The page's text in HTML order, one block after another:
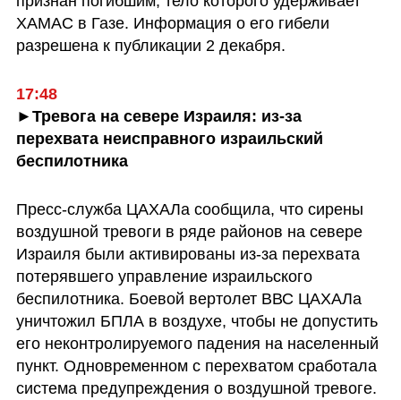
ХАМАС в Газе. Информация о его гибели
разрешена к публикации 2 декабря.
17:48
►Тревога на севере Израиля: из-за
перехвата неисправного израильский
беспилотника
Преcc-служба ЦАХАЛа сообщила, что сирены
воздушной тревоги в ряде районов на севере
Израиля были активированы из-за перехвата
потерявшего управление израильского
беспилотника. Боевой вертолет ВВС ЦАХАЛа
уничтожил БПЛА в воздухе, чтобы не допустить
его неконтролируемого падения на населенный
пункт. Одновременном с перехватом сработала
система предупреждения о воздушной тревоге.